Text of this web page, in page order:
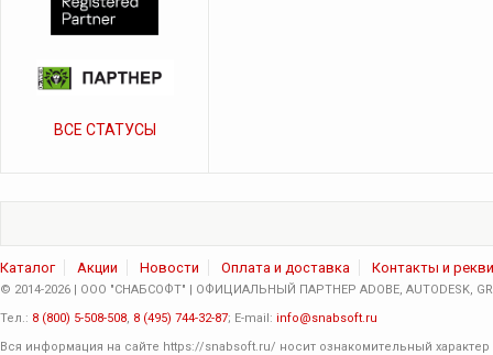
ВСЕ СТАТУСЫ
Каталог Акции Новости Оплата и доставка Контакты и
© 2014-2026 | ООО "СНАБСОФТ" | ОФИЦИАЛЬНЫЙ ПАРТНЕР ADOBE, AUTODESK,
Тел.: 8 (800) 5-508-508, 8 (495) 744-32-87; E-mail: info@snabsoft.ru
Вся информация на сайте https://snabsoft.ru/ носит ознакомительный